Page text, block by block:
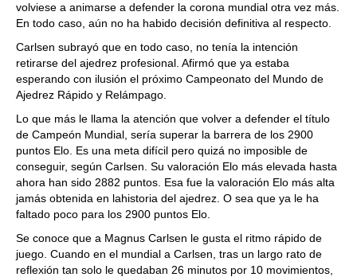
volviese a animarse a defender la corona mundial otra vez más.
En todo caso, aún no ha habido decisión definitiva al respecto.
Carlsen subrayó que en todo caso, no tenía la intención
retirarse del ajedrez profesional. Afirmó que ya estaba
esperando con ilusión el próximo Campeonato del Mundo de
Ajedrez Rápido y Relámpago.
Lo que más le llama la atención que volver a defender el título
de Campeón Mundial, sería superar la barrera de los 2900
puntos Elo. Es una meta difícil pero quizá no imposible de
conseguir, según Carlsen. Su valoración Elo más elevada hasta
ahora han sido 2882 puntos. Esa fue la valoración Elo más alta
jamás obtenida en lahistoria del ajedrez. O sea que ya le ha
faltado poco para los 2900 puntos Elo.
Se conoce que a Magnus Carlsen le gusta el ritmo rápido de
juego. Cuando en el mundial a Carlsen, tras un largo rato de
reflexión tan solo le quedaban 26 minutos por 10 movimientos,